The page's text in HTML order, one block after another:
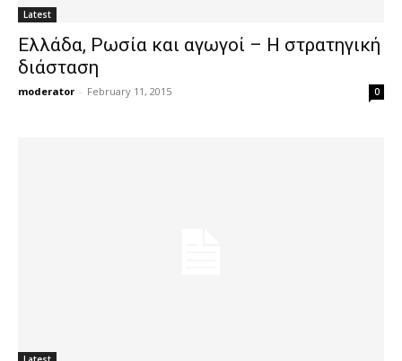
Latest
Ελλάδα, Ρωσία και αγωγοί – Η στρατηγική
διάσταση
moderator - February 11, 2015 0